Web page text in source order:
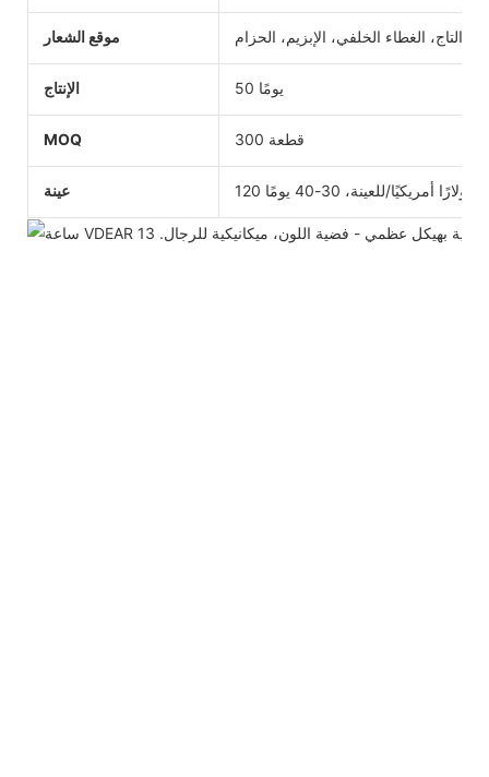
موقع الشعار التاج، الغطاء الخلفي، الإبزيم، الحزام
الإنتاج 50 يومًا
MOQ 300 قطعة
عينة 120 دولارًا أمريكيًا/للعينة، 30-40 يومًا